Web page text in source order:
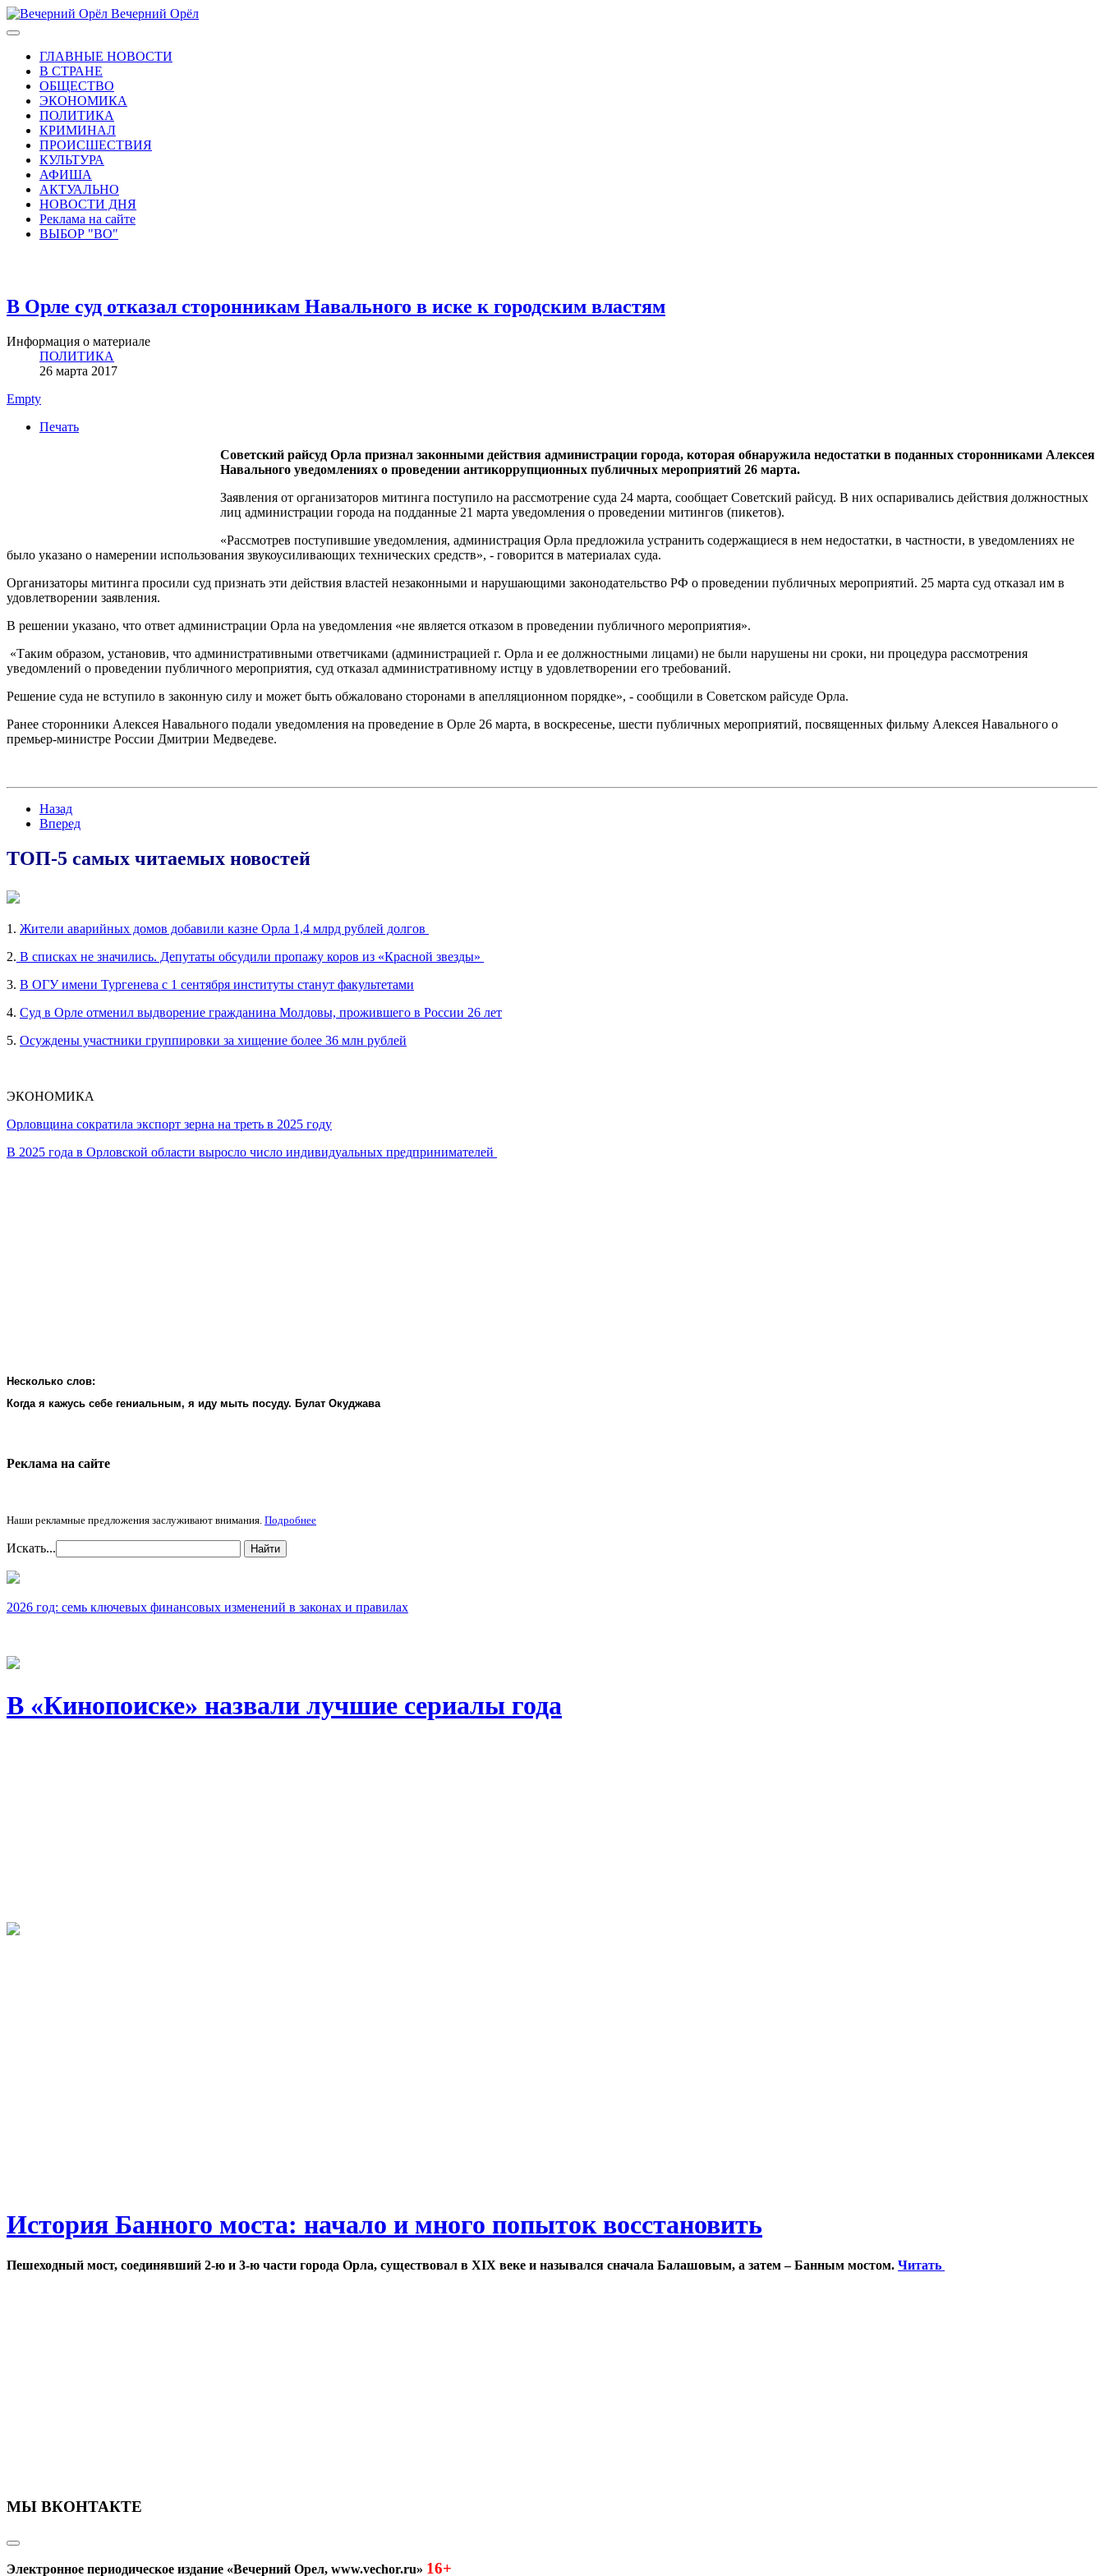
Вечерний Орёл
ГЛАВНЫЕ НОВОСТИ
В СТРАНЕ
ОБЩЕСТВО
ЭКОНОМИКА
ПОЛИТИКА
КРИМИНАЛ
ПРОИСШЕСТВИЯ
КУЛЬТУРА
АФИША
АКТУАЛЬНО
НОВОСТИ ДНЯ
Реклама на сайте
ВЫБОР "ВО"
В Орле суд отказал сторонникам Навального в иске к городским властям
Информация о материале
ПОЛИТИКА
26 марта 2017
Empty
Печать
Советский райсуд Орла признал законными действия администрации города, которая обнаружила недостатки в поданных сторонниками Алексея
Навального уведомлениях о проведении антикоррупционных публичных мероприятий 26 марта.
Заявления от организаторов митинга поступило на рассмотрение суда 24 марта, сообщает Советский райсуд. В них оспаривались действия должностных
лиц администрации города на подданные 21 марта уведомления о проведении митингов (пикетов).
«Рассмотрев поступившие уведомления, администрация Орла предложила устранить содержащиеся в нем недостатки, в частности, в уведомлениях не
было указано о намерении использования звукоусиливающих технических средств», - говорится в материалах суда.
Организаторы митинга просили суд признать эти действия властей незаконными и нарушающими законодательство РФ о проведении публичных мероприятий. 25 марта суд отказал им в
удовлетворении заявления.
В решении указано, что ответ администрации Орла на уведомления «не является отказом в проведении публичного мероприятия».
«Таким образом, установив, что административными ответчиками (администрацией г. Орла и ее должностными лицами) не были нарушены ни сроки, ни процедура рассмотрения
уведомлений о проведении публичного мероприятия, суд отказал административному истцу в удовлетворении его требований.
Решение суда не вступило в законную силу и может быть обжаловано сторонами в апелляционном порядке», - сообщили в Советском райсуде Орла.
Ранее сторонники Алексея Навального подали уведомления на проведение в Орле 26 марта, в воскресенье, шести публичных мероприятий, посвященных фильму Алексея Навального о
премьер-министре России Дмитрии Медведеве.
Назад
Вперед
ТОП-5 самых читаемых новостей
1. Жители аварийных домов добавили казне Орла 1,4 млрд рублей долгов
2. В списках не значились. Депутаты обсудили пропажу коров из «Красной звезды»
3. В ОГУ имени Тургенева с 1 сентября институты станут факультетами
4. Суд в Орле отменил выдворение гражданина Молдовы, прожившего в России 26 лет
5. Осуждены участники группировки за хищение более 36 млн рублей
ЭКОНОМИКА
Орловщина сократила экспорт зерна на треть в 2025 году
В 2025 года в Орловской области выросло число индивидуальных предпринимателей
Несколько слов:
Когда я кажусь себе гениальным, я иду мыть посуду. Булат Окуджава
Реклама на cайте
Наши рекламные предложения заслуживают внимания. Подробнее
Искать... Найти
2026 год: семь ключевых финансовых изменений в законах и правилах
В «Кинопоиске» назвали лучшие сериалы года
История Банного моста: начало и много попыток восстановить
Пешеходный мост, соединявший 2-ю и 3-ю части города Орла, существовал в XIX веке и назывался сначала Балашовым, а затем – Банным мостом. Читать
МЫ ВКОНТАКТЕ
Электронное периодическое издание «Вечерний Орел, www.vechor.ru» 16+